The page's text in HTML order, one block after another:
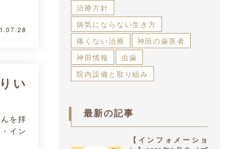
い
を拝
イン
治療方針
病気にならない生き方
痛くない治療
神田の歯医者
神田情報
虫歯
院内設備と取り組み
最新の記事
【インフォメーショ